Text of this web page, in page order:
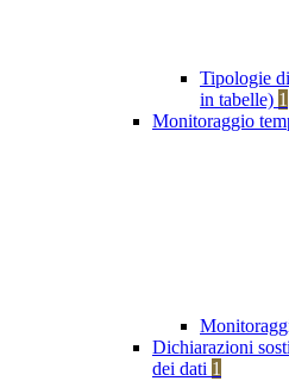
Tipologie
in tabelle) 1
Monitoraggio
Dichiarazioni
dei dati 1